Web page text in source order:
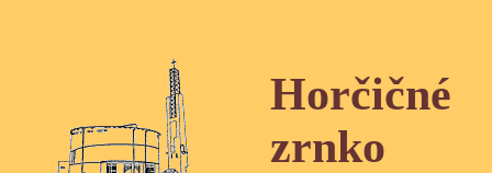
Horčičné
zrnko